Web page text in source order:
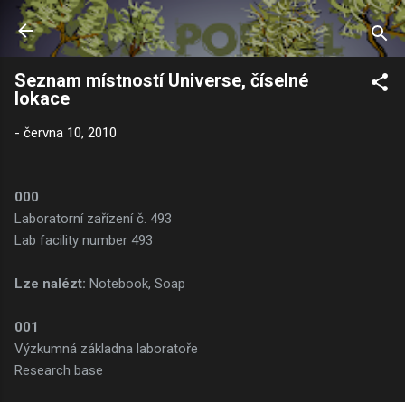
Přeskočit na hlavní obsah
Seznam místností Universe, číselné
lokace
- června 10, 2010
000
Laboratorní zařízení č. 493
Lab facility number 493
Lze nalézt: Notebook, Soap
001
Výzkumná základna laboratoře
Research base